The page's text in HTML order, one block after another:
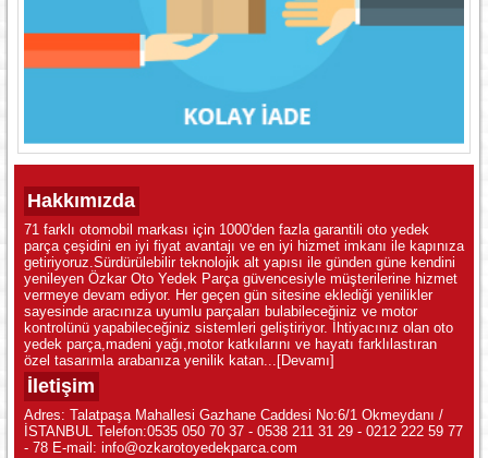
Hakkımızda
71 farklı otomobil markası için 1000'den fazla garantili oto yedek
parça çeşidini en iyi fiyat avantajı ve en iyi hizmet imkanı ile kapınıza
getiriyoruz.Sürdürülebilir teknolojik alt yapısı ile günden güne kendini
yenileyen Özkar Oto Yedek Parça güvencesiyle müşterilerine hizmet
vermeye devam ediyor. Her geçen gün sitesine eklediği yenilikler
sayesinde aracınıza uyumlu parçaları bulabileceğiniz ve motor
kontrolünü yapabileceğiniz sistemleri geliştiriyor. İhtiyacınız olan oto
yedek parça,madeni yağı,motor katkılarını ve hayatı farklılastıran
özel tasarımla arabanıza yenilik katan... [Devamı]
İletişim
Adres: Talatpaşa Mahallesi Gazhane Caddesi No:6/1 Okmeydanı /
İSTANBUL Telefon:0535 050 70 37 - 0538 211 31 29 - 0212 222 59 77
- 78 E-mail: info@ozkarotoyedekparca.com